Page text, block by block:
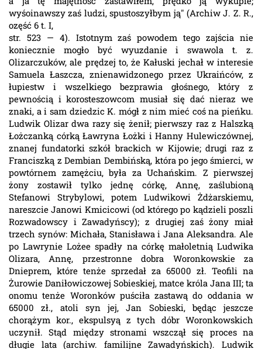
str. 523 — 4). Istotnym zaś powodem tego zajścia nie
koniecznie mogło być wyuzdanie i swawola t. z.
Olizarczuków, ale prędzej to, że Kałuski jechał w interesie
Samuela Łaszcza, znienawidzonego przez Ukraińców, z
łupiestw i wszelkiego bezprawia głośnego, który z
pewnością i korosteszowcom musiał się dać nieraz we
znaki, a i sam dziedzic K. mógł z nim mieć coś na pieńku.
Ludwik Olizar dwa razy się żenił; pierwszy raz z Halszką
Łożczanką córką Ławryna Łożki i Hanny Hulewiczównej,
znanej fundatorki szkół brackich w Kijowie; drugi raz z
Franciszką z Dembian Dembińską, która po jego śmierci, w
powtórnem zamężciu, była za Uchańskim. Z pierwszej
żony zostawił tylko jednę córkę, Annę, zaślubioną
Stefanowi Strybylowi, potem Ludwikowi Żdżarskiemu,
nareszcie Janowi Kmicicowi (od którego po kądzieli poszli
Rozwadowscy i Zawadyńscy); z drugiej zaś żony miał
trzech synów: Michała, Stanisława i Jana Aleksandra. Ale
po Lawrynie Lożee spadły na córkę małoletnią Ludwika
Olizara, Annę, przestronne dobra Woronkowskie za
Dnieprem, które tenże sprzedał za 65000 zł. Teofili na
Żurowie Daniłowiczowej Sobieskiej, matce króla Jana III; ta
onomu tenże Woronków puściła zastawą do oddania w
65000 zł., atoli syn jej, Jan Sobieski, będąc jeszcze
chorążym kor., ekspulsyą z tych dóbr Woronkowskich
uczynił. Stąd między stronami wszczął się proces na
długie lata (archiw. familijne Zawadyńskich). Ludwik